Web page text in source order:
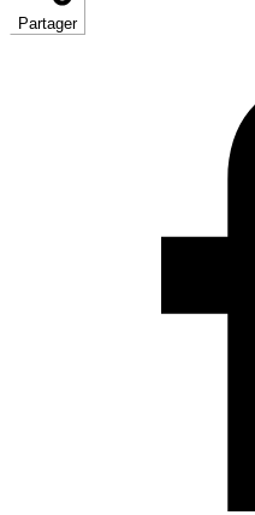
Partager